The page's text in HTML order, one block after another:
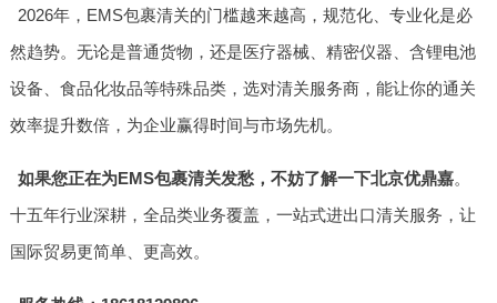
2026年，EMS包裹清关的门槛越来越高，规范化、专业化是必
然趋势。无论是普通货物，还是医疗器械、精密仪器、含锂电池
设备、食品化妆品等特殊品类，选对清关服务商，能让你的通关
效率提升数倍，为企业赢得时间与市场先机。
如果您正在为EMS包裹清关发愁，不妨了解一下北京优鼎嘉。
十五年行业深耕，全品类业务覆盖，一站式进出口清关服务，让
国际贸易更简单、更高效。